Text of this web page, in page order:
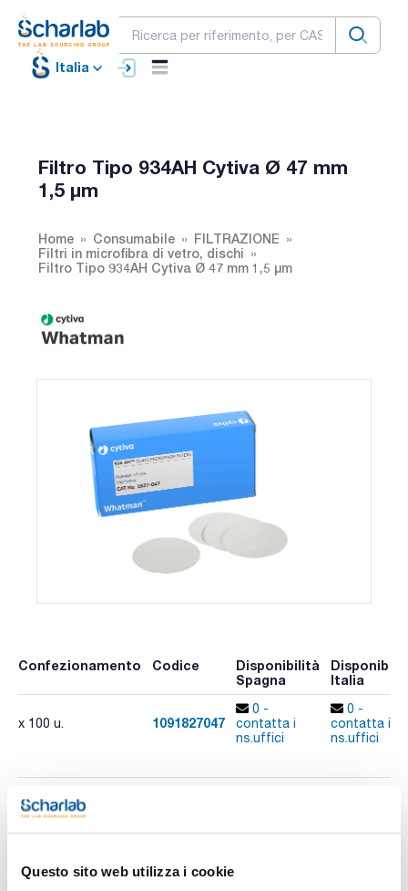
Questo sito web utilizza i cookie
Italia
Filtro Tipo 934AH Cytiva Ø 47 mm
1,5 µm
Home Consumabile
FILTRAZIONE
Filtri in microfibra di vetro, dischi
Filtro Tipo 934AH Cytiva Ø 47 mm 1,5 µm
Confezionamento Codice
Disponibilità
Spagna
Italia
x 100 u. 1091827047
0 -
contatta i
ns.uffici
0 -
contatta i
ns.uffici
Stampa pagina prodotto
Caratteristiche
Particle retention in liquid (μm) : 1,5
Pack (u.) : 100